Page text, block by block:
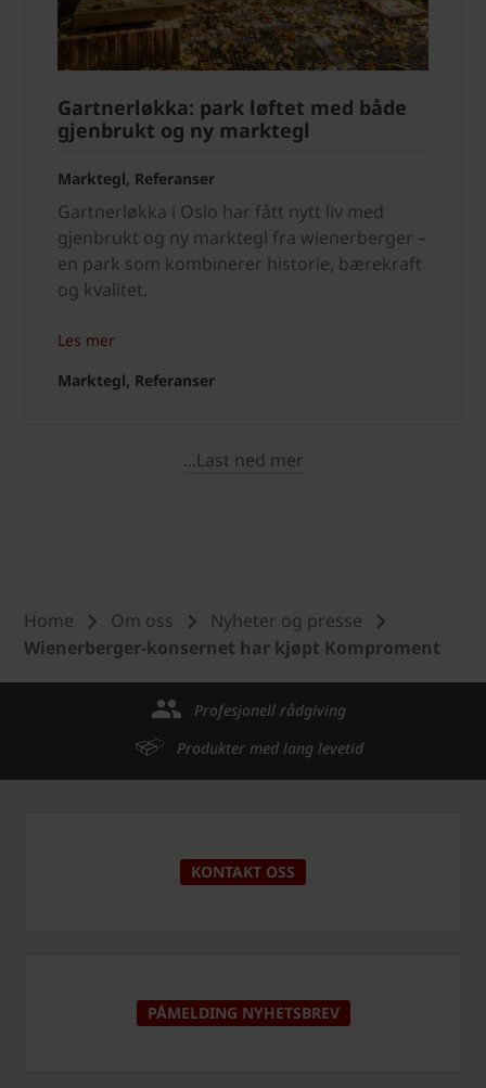
Gartnerløkka: park løftet med både
gjenbrukt og ny marktegl
Marktegl, Referanser
Gartnerløkka i Oslo har fått nytt liv med
gjenbrukt og ny marktegl fra wienerberger –
en park som kombinerer historie, bærekraft
og kvalitet.
Les mer
Marktegl, Referanser
...Last ned mer
Home Om oss
Nyheter og presse
Wienerberger-konsernet har kjøpt Komproment
Profesjonell rådgiving
Produkter med lang levetid
KONTAKT OSS
PÅMELDING NYHETSBREV